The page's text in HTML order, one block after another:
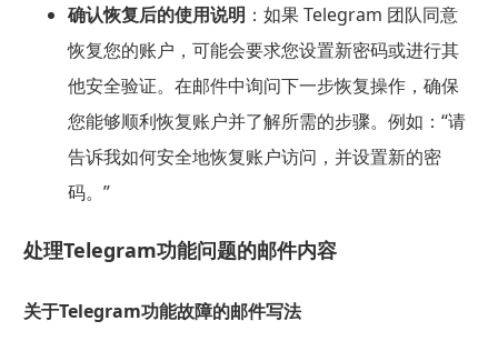
确认恢复后的使用说明 ：如果 Telegram 团队同意
恢复您的账户，可能会要求您设置新密码或进行其
他安全验证。在邮件中询问下一步恢复操作，确保
您能够顺利恢复账户并了解所需的步骤。例如：“请
告诉我如何安全地恢复账户访问，并设置新的密
码。”
处理Telegram功能问题的邮件内容
关于Telegram功能故障的邮件写法